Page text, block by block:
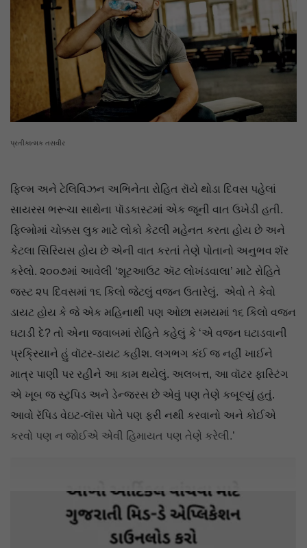
પ્રતીકાત્મક તસવીર
ફિલ્મ અને ટેલિવિઝન અભિનેતા રોહિત રૉયે થોડા દિવસ પહેલાં
સાયરસ ભરૂચા સાથેના પૉડકાસ્ટમાં એક જૂની વાત ઉખેડી હતી.
ફિલ્મોમાં ચોક્કસ લુક માટે લોકો કેટલી મહેનત કરતા હોય છે અને
કેટલા સિરિયસ હોય છે એની વાત કરતાં તેણે પોતાનો અનુભવ શૅર
કરેલો. ૨૦૦૭માં આવેલી ‘શૂટઆઉટ ઍટ લોખંડવાલા’ માટે રોહિતે
જસ્ટ ૨૫ દિવસમાં ૧૬ કિલો જેટલું વજન ઉતારેલું. એવો તે કેવો
ડાયટ હોય કે જે એક મહિનાથી પણ ઓછા સમયમાં ૧૬ કિલો વજન
ઘટાડી દે? તો એના જવાબમાં રોહિતે કહેલું કે ‘એ વજન ઘટાડવાની
પ્રક્રિયાને હું વૉટર-ડાયટ કહીશ. લગભગ કંઈ જ નહીં ખાઈને
માત્ર પાણી પર રહીને આ કામ થયેલું. અલબત્ત, આ વૉટર ફાસ્ટિંગ
એ ખૂબ જ સ્ટુપિડ અને ડેન્જરસ છે એવું પણ તેણે કબૂલ્યું હતું.
આવો રૅપિડ વેઇટ-લૉસ પોતે પણ ફરી નથી કરવાનો અને કોઈએ
કરવો પણ ન જોઈએ એવી હિમાયત પણ તેણે કરેલી.’